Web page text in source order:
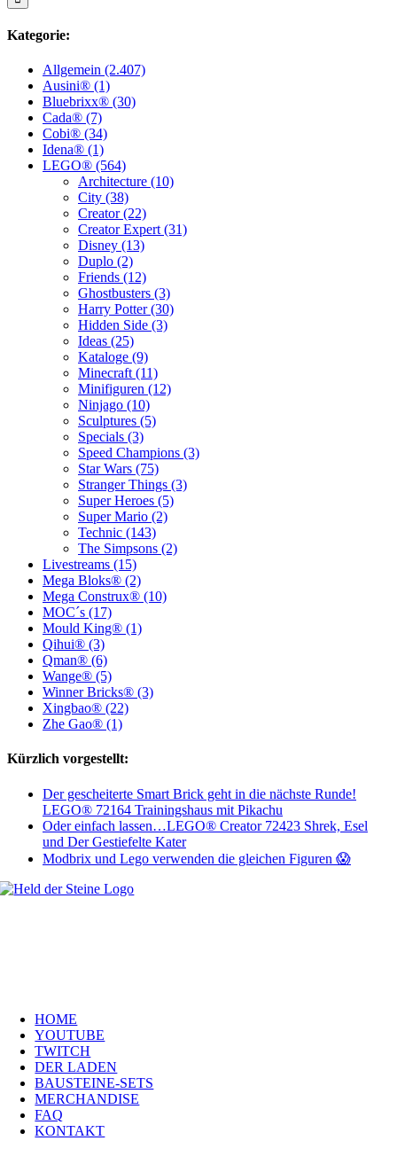
Kategorie:
Allgemein (2.407)
Ausini® (1)
Bluebrixx® (30)
Cada® (7)
Cobi® (34)
Idena® (1)
LEGO® (564)
Architecture (10)
City (38)
Creator (22)
Creator Expert (31)
Disney (13)
Duplo (2)
Friends (12)
Ghostbusters (3)
Harry Potter (30)
Hidden Side (3)
Ideas (25)
Kataloge (9)
Minecraft (11)
Minifiguren (12)
Ninjago (10)
Sculptures (5)
Specials (3)
Speed Champions (3)
Star Wars (75)
Stranger Things (3)
Super Heroes (5)
Super Mario (2)
Technic (143)
The Simpsons (2)
Livestreams (15)
Mega Bloks® (2)
Mega Construx® (10)
MOC´s (17)
Mould King® (1)
Qihui® (3)
Qman® (6)
Wange® (5)
Winner Bricks® (3)
Xingbao® (22)
Zhe Gao® (1)
Kürzlich vorgestellt:
Der gescheiterte Smart Brick geht in die nächste Runde!
LEGO® 72164 Trainingshaus mit Pikachu
Oder einfach lassen…LEGO® Creator 72423 Shrek, Esel
und Der Gestiefelte Kater
Modbrix und Lego verwenden die gleichen Figuren 😱
HOME
YOUTUBE
TWITCH
DER LADEN
BAUSTEINE-SETS
MERCHANDISE
FAQ
KONTAKT